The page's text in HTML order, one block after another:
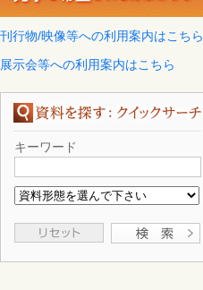
刊行物/映像等への利用案内はこちら
展示会等への利用案内はこちら
キーワード